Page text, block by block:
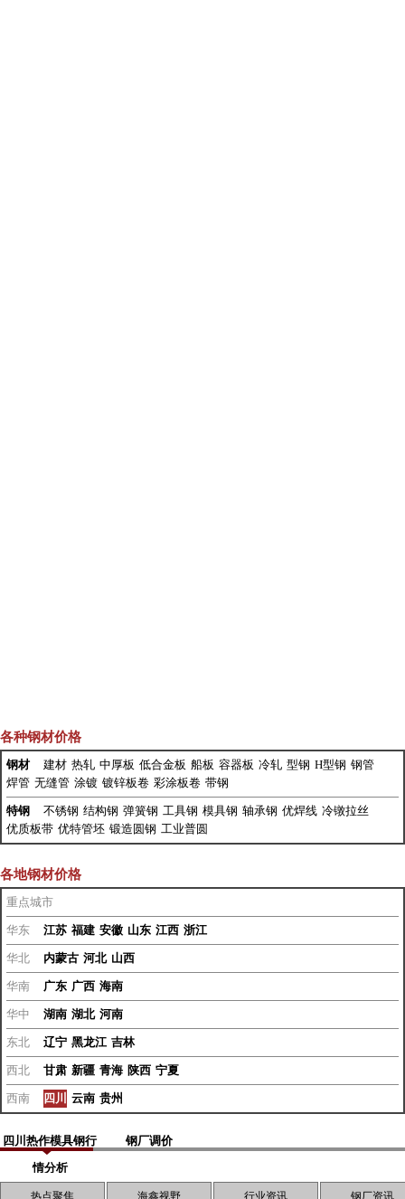
各种钢材价格
钢材 建材 热轧 中厚板 低合金板 船板 容器板 冷轧 型钢 H型钢 钢管
焊管 无缝管 涂镀 镀锌板卷 彩涂板卷 带钢
特钢 不锈钢 结构钢 弹簧钢 工具钢 模具钢 轴承钢 优焊线 冷镦拉丝
优质板带 优特管坯 锻造圆钢 工业普圆
各地钢材价格
重点城市
华东 江苏 福建 安徽 山东 江西 浙江
华北 内蒙古 河北 山西
华南 广东 广西 海南
华中 湖南 湖北 河南
东北 辽宁 黑龙江 吉林
西北 甘肃 新疆 青海 陕西 宁夏
西南 四川 云南 贵州
四川热作模具钢行
情分析
钢厂调价
热点聚焦 海鑫视野 行业资讯 钢厂资讯